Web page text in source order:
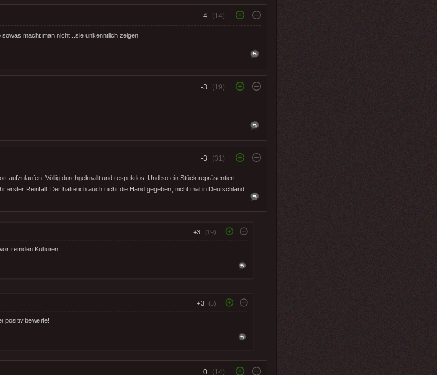
-4 (14)
macht man nicht...sie unkenntlich zeigen
-3 (19)
-3 (31)
aufzulaufen. Völlig durchgeknallt und respektlos. Und so ein Stück repräsentiert
erster Reinfall. Der hätte ich auch nicht die Hand gegeben, nicht mal in Deutschland.
+3 (19)
fremden Kulturen...
+3 (5)
positiv bewerte!
0 (14)